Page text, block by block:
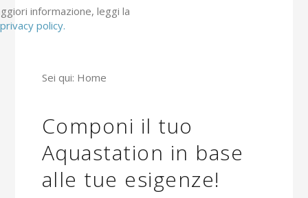
informazione, leggi la
privacy policy.
Sei qui: Home
Componi il tuo
Aquastation in base
alle tue esigenze!